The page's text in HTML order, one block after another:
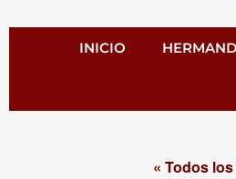
INICIO
« Todos